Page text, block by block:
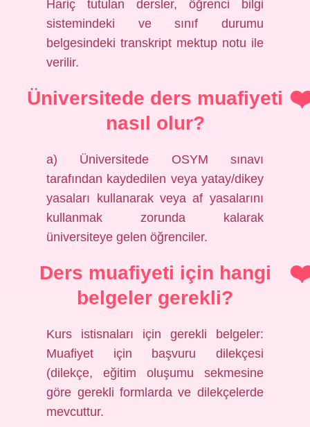
Hariç tutulan dersler, öğrenci bilgi
sistemindeki ve sınıf durumu
belgesindeki transkript mektup notu ile
verilir.
Üniversitede ders muafiyeti
nasıl olur?
a) Üniversitede OSYM sınavı
tarafından kaydedilen veya yatay/dikey
yasaları kullanarak veya af yasalarını
kullanmak zorunda kalarak
üniversiteye gelen öğrenciler.
Ders muafiyeti için hangi
belgeler gerekli?
Kurs istisnaları için gerekli belgeler:
Muafiyet için başvuru dilekçesi
(dilekçe, eğitim oluşumu sekmesine
göre gerekli formlarda ve dilekçelerde
mevcuttur.